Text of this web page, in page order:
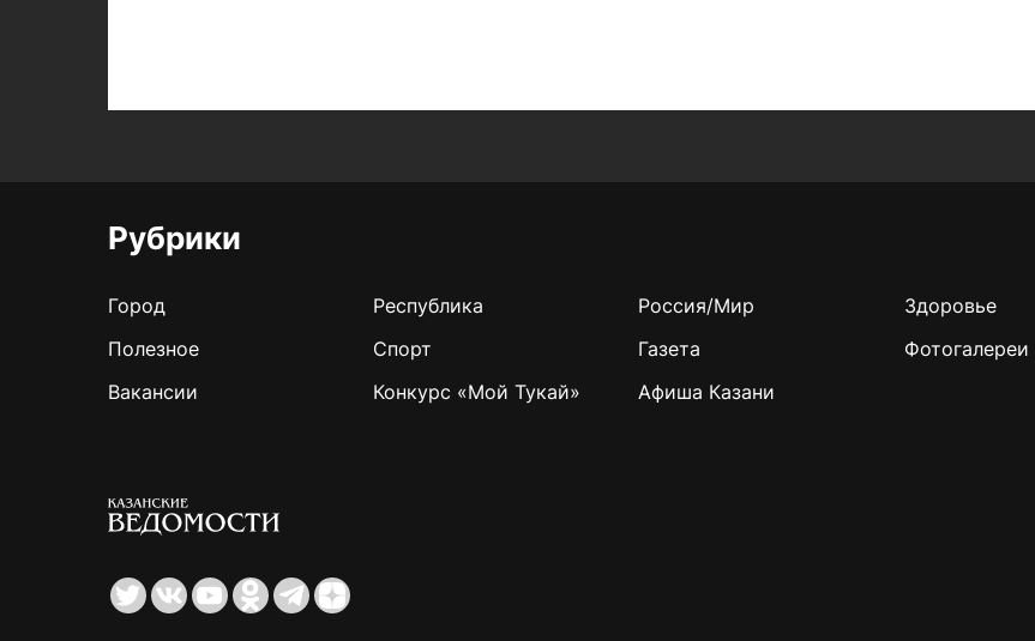
Рубрики
Город Республика Россия/Мир
Здоровье
Полезное
Спорт Газета
Фотогалереи
Вакансии
Конкурс «Мой Тукай» Афиша Казани